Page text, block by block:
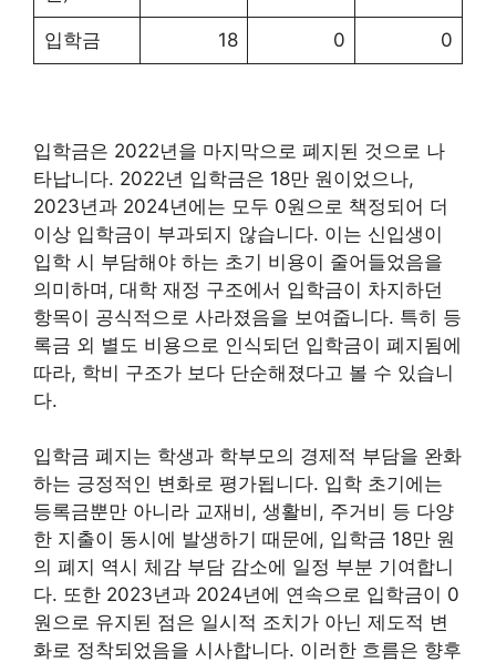
입학금 18 0 0
입학금은 2022년을 마지막으로 폐지된 것으로 나
타납니다. 2022년 입학금은 18만 원이었으나,
2023년과 2024년에는 모두 0원으로 책정되어 더
이상 입학금이 부과되지 않습니다. 이는 신입생이
입학 시 부담해야 하는 초기 비용이 줄어들었음을
의미하며, 대학 재정 구조에서 입학금이 차지하던
항목이 공식적으로 사라졌음을 보여줍니다. 특히 등
록금 외 별도 비용으로 인식되던 입학금이 폐지됨에
따라, 학비 구조가 보다 단순해졌다고 볼 수 있습니
다.
입학금 폐지는 학생과 학부모의 경제적 부담을 완화
하는 긍정적인 변화로 평가됩니다. 입학 초기에는
등록금뿐만 아니라 교재비, 생활비, 주거비 등 다양
한 지출이 동시에 발생하기 때문에, 입학금 18만 원
의 폐지 역시 체감 부담 감소에 일정 부분 기여합니
다. 또한 2023년과 2024년에 연속으로 입학금이 0
원으로 유지된 점은 일시적 조치가 아닌 제도적 변
화로 정착되었음을 시사합니다. 이러한 흐름은 향후